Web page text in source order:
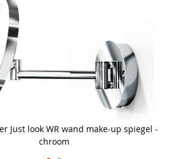
Just look WR wand make-up spiegel -
chroom